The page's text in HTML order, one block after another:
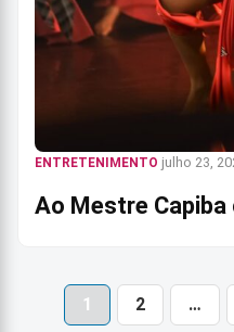
ENTRETENIMENTO julho 23,
Ao Mestre
1 2 …